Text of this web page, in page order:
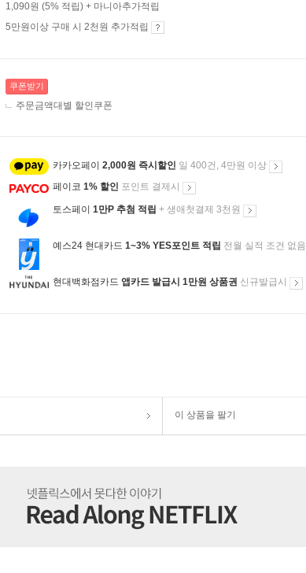
1,090원 (5% 적립) + 마니아추가적립
5만원이상 구매 시 2천원 추가적립
쿠폰받기
주문금액대별 할인쿠폰
카카오페이 2,000원 즉시할인 일 400건, 4만원 이상
페이코 1% 할인 포인트 결제시
토스페이 1만P 추첨 적립 + 생애첫결제 3천원
예스24 현대카드 1~3% YES포인트 적립 전월 실적 조건 없음
현대백화점카드 앱카드 발급시 1만원 상품권 신규발급시
이 상품을 팔기